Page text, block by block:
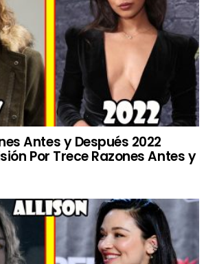
Antes y Después 2022
Por Trece Razones Antes y